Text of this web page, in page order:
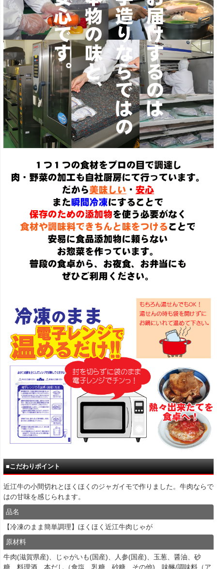
■こだわりポイント
近江牛の小間切れとほくほくのジャガイモで作りました。牛肉ならで
はの甘味を感じられます。
品名
【冷凍のまま簡単調理】ほくほく近江牛肉じゃが
原材料
牛肉(滋賀県産)、じゃがいも(国産)、人参(国産)、玉葱、醤油、砂
糖、料理酒、本だし（食塩、乳糖、砂糖、その他)、味醂/調味料（ア